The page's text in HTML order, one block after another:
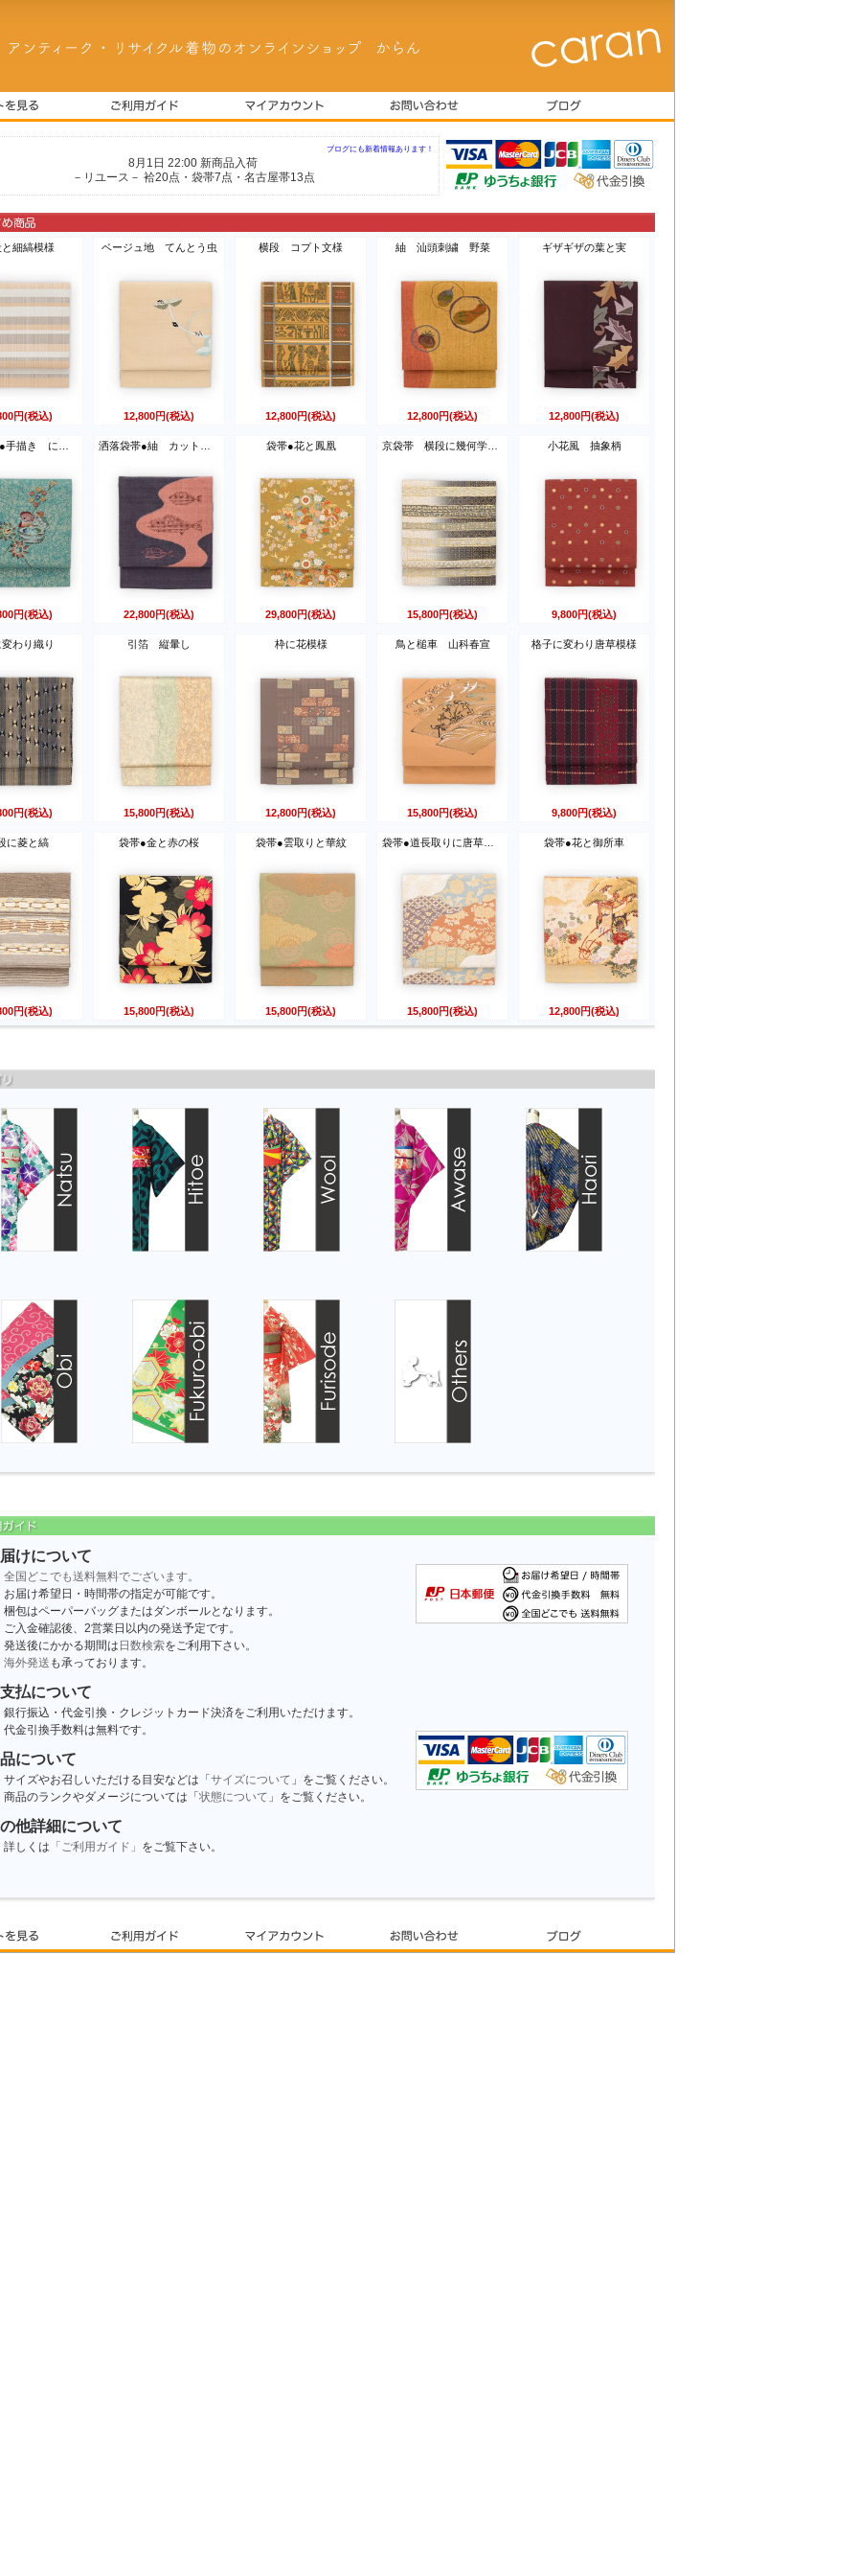
ブログにも新着情報あります！
8月1日 22:00 新商品入荷
－リユース－ 袷20点・袋帯7点・名古屋帯13点
細縞模様
円(税込)
ベージュ地 てんとう虫
12,800円(税込)
横段 コプト文様
12,800円(税込)
紬 汕頭刺繍 野菜
12,800円(税込)
ギザギザの葉と実
12,800円(税込)
円(税込) 22,800円(税込)
袋帯●花と鳳凰
29,800円(税込) 15,800円(税込)
小花風 抽象柄
9,800円(税込)
わり織り
円(税込)
引箔 縦暈し
15,800円(税込)
枠に花模様
12,800円(税込)
鳥と槌車 山科春宣
15,800円(税込)
格子に変わり唐草模様
9,800円(税込)
に菱と縞
円(税込)
袋帯●金と赤の桜
15,800円(税込)
袋帯●雲取りと華紋
15,800円(税込) 15,800円(税込)
袋帯●花と御所車
12,800円(税込)
けについて
全国どこでも送料無料でございます。
お届け希望日・時間帯の指定が可能です。
梱包はペーパーバッグまたはダンボールとなります。
ご入金確認後、2営業日以内の発送予定です。
発送後にかかる期間は 日数検索をご利用下さい。
海外発送 も承っております。
払について
銀行振込・代金引換・クレジットカード決済をご利用いただけます。
代金引換手数料は無料です。
について
サイズやお召しいただける目安などは「 サイズについて 」をご覧ください。
商品のランクやダメージについては「 状態について 」をご覧ください。
他詳細について
詳しくは 「ご利用ガイド」 をご覧下さい。